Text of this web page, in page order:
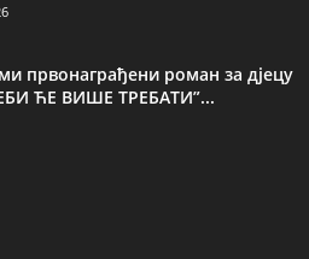
првонаграђени роман за дјецу
ЋЕ ВИШЕ ТРЕБАТИ”...